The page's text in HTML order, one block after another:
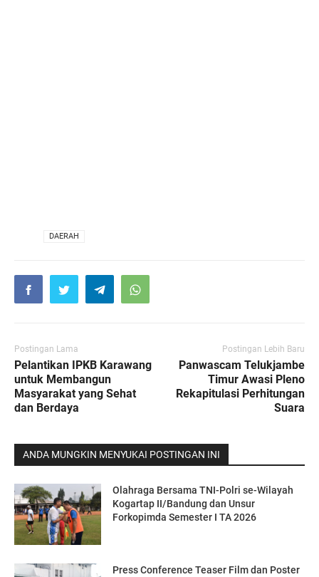
DAERAH
Postingan Lama
Pelantikan IPKB Karawang
untuk Membangun
Masyarakat yang Sehat
dan Berdaya
Postingan Lebih Baru
Panwascam Telukjambe
Timur Awasi Pleno
Rekapitulasi Perhitungan
Suara
ANDA MUNGKIN MENYUKAI POSTINGAN INI
Olahraga Bersama TNI-Polri se-Wilayah
Kogartap II/Bandung dan Unsur
Forkopimda Semester I TA 2026
Press Conference Teaser Film dan Poster